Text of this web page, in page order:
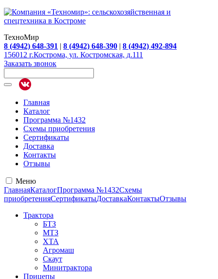
ТехноМир
8 (4942) 648-391 | 8 (4942) 648-390 | 8 (4942) 492-894
156012 г.Кострома, ул. Костромская, д.111
Заказать звонок
Главная
Каталог
Программа №1432
Схемы приобретения
Сертификаты
Доставка
Контакты
Отзывы
Меню
ГлавнаяКаталогПрограмма №1432Схемы
приобретенияСертификатыДоставкаКонтактыОтзывы
Трактора
БТЗ
МТЗ
ХТА
Агромаш
Скаут
Минитрактора
Прицепы